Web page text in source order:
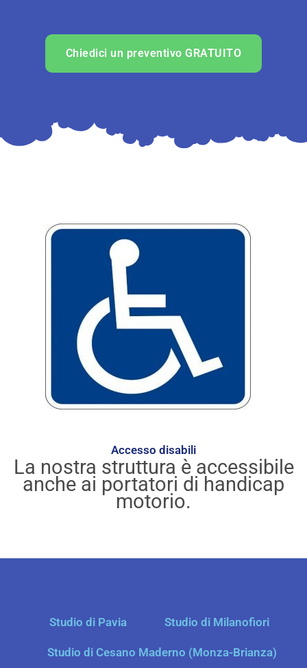
Chiedici un preventivo GRATUITO
Accesso disabili
La nostra struttura è accessibile
anche ai portatori di handicap
motorio.
Studio di Pavia Studio di Milanofiori
Studio di Cesano Maderno (Monza-Brianza)